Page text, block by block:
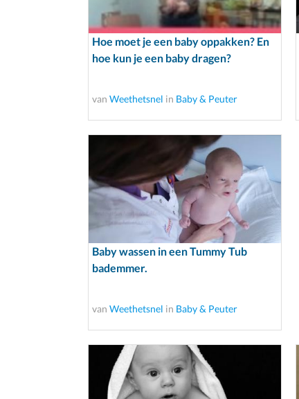
Hoe moet je een baby oppakken? En
hoe kun je een baby dragen?
van Weethetsnel in Baby & Peuter
Baby wassen in een Tummy Tub
bademmer.
van Weethetsnel in Baby & Peuter